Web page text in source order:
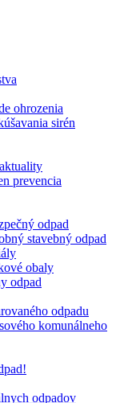
ohrozenia
sirén
prevencia
odpad
stavebný odpad
obaly
odpad
odpadu
komunálneho
odpadov